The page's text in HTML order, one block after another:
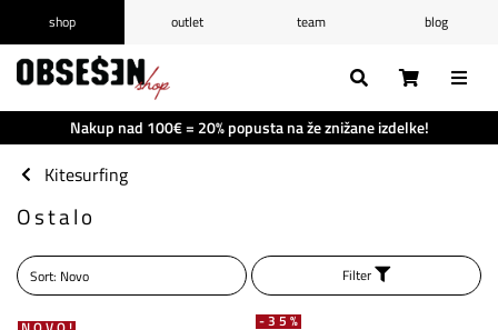
Nakup nad 100€ = 20% popusta na že znižane izdelke!
shop outlet team
blog
Prijava /Registracija
Seznam želja0
Košarica0
Kitesurfing
Ostalo
Filter
-35%